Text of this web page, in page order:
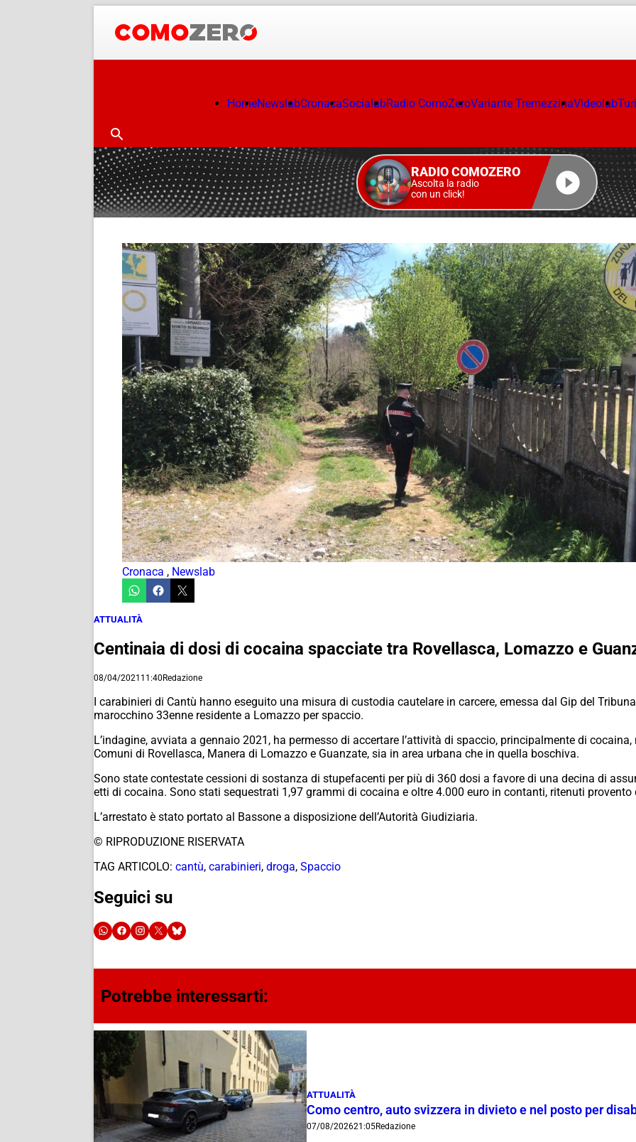
HomeNewslabCronacaSocialabRadio ComoZeroVariante TremezzinaVideolab
RADIO COMOZERO
Ascolta la radio
con un click!
Cronaca , Newslab
ATTUALITÀ
Centinaia di dosi di cocaina spacciate tra Rovellasca, Lomazzo e
08/04/2021 11:40Redazione
I carabinieri di Cantù hanno eseguito una misura di custodia cautelare in carcere, emessa dal Gip del
marocchino 33enne residente a Lomazzo per spaccio.
L’indagine, avviata a gennaio 2021, ha permesso di accertare l’attività di spaccio, principalmente di
Comuni di Rovellasca, Manera di Lomazzo e Guanzate, sia in area urbana che in quella boschiva.
Sono state contestate cessioni di sostanza di stupefacenti per più di 360 dosi a favore di una decina di
etti di cocaina. Sono stati sequestrati 1,97 grammi di cocaina e oltre 4.000 euro in contanti, ritenuti provento
L’arrestato è stato portato al Bassone a disposizione dell’Autorità Giudiziaria.
© RIPRODUZIONE RISERVATA
TAG ARTICOLO: cantù, carabinieri, droga, Spaccio
Seguici su
Potrebbe interessarti:
ATTUALITÀ
Como centro, auto svizzera in divieto e nel posto per
07/08/202621:05Redazione